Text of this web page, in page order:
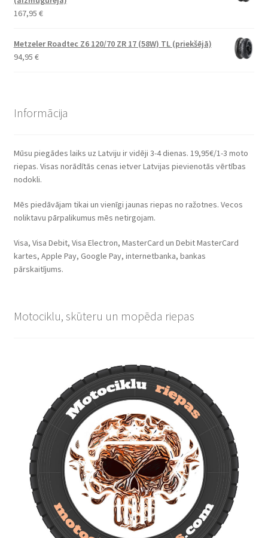
167,95 €
Metzeler Roadtec Z6 120/70 ZR 17 (58W) TL (priekšējā)
94,95 €
Informācija
Mūsu piegādes laiks uz Latviju ir vidēji 3-4 dienas. 19,95€/1-3 moto
riepas. Visas norādītās cenas ietver Latvijas pievienotās vērtības
nodokli.
Mēs piedāvājam tikai un vienīgi jaunas riepas no ražotnes. Vecos
noliktavu pārpalikumus mēs netirgojam.
Visa, Visa Debit, Visa Electron, MasterCard un Debit MasterCard
kartes, Apple Pay, Google Pay, internetbanka, bankas
pārskaitījums.
Motociklu, skūteru un mopēda riepas